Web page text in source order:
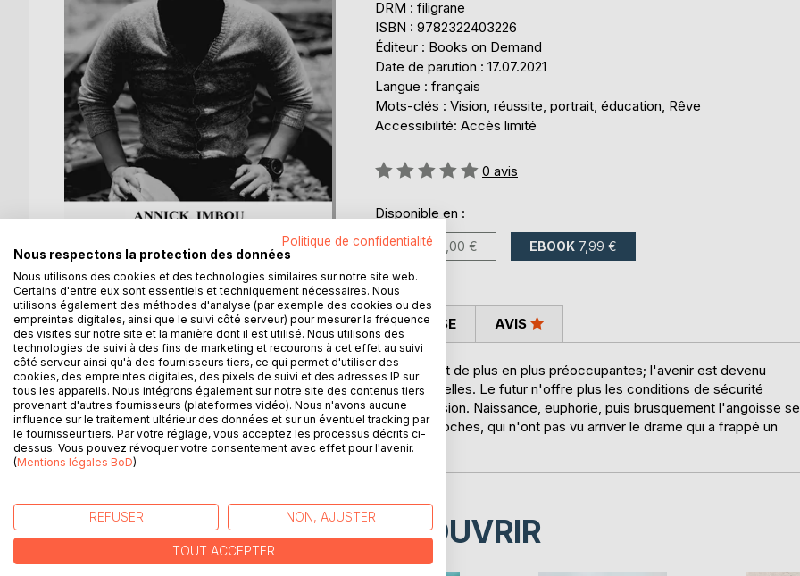
DRM : filigrane
ISBN : 9782322403226
Éditeur : Books on Demand
Date de parution : 17.07.2021
Langue : français
Mots-clés : Vision, réussite, portrait, éducation, Rêve
Accessibilité: Accès limité
Évaluation:
0 avis
Disponible en :
LIVRE 12,00 € EBOOK 7,99 €
DESCRIPTION
De nos jours, les questions , les questions sur l'avenir sont de plus en plus préoccupantes; l'avenir est devenu
incertain et perçu comme la source des menaces potentielles. Le futur n'offre plus les conditions de sécurité
suffisantes pour s"y projeter sans une certaine appréhension. Naissance, euphorie, puis brusquement l'angoisse se
dessine sur les visages des parents ou des personnes proches, qui n'ont pas vu arriver le drame qui a frappé un
des leurs.
AUTEUR(S) CRITIQUES PRESSE AVIS
D’AUTRES TITRES À DÉCOUVRIR
Politique de confidentialité
Nous respectons la protection des données
Nous utilisons des cookies et des technologies similaires sur notre site web.
Certains d'entre eux sont essentiels et techniquement nécessaires. Nous
utilisons également des méthodes d'analyse (par exemple des cookies ou des
empreintes digitales, ainsi que le suivi côté serveur) pour mesurer la fréquence
des visites sur notre site et la manière dont il est utilisé. Nous utilisons des
technologies de suivi à des fins de marketing et recourons à cet effet au suivi
côté serveur ainsi qu'à des fournisseurs tiers, ce qui permet d'utiliser des
cookies, des empreintes digitales, des pixels de suivi et des adresses IP sur
tous les appareils. Nous intégrons également sur notre site des contenus tiers
provenant d'autres fournisseurs (plateformes vidéo). Nous n'avons aucune
influence sur le traitement ultérieur des données et sur un éventuel tracking par
le fournisseur tiers. Par votre réglage, vous acceptez les processus décrits ci-
dessus. Vous pouvez révoquer votre consentement avec effet pour l'avenir.
(Mentions légales BoD)
REFUSER NON, AJUSTER
TOUT ACCEPTER